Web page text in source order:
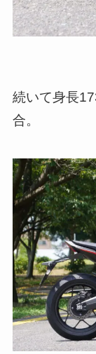
続いて身長
合。